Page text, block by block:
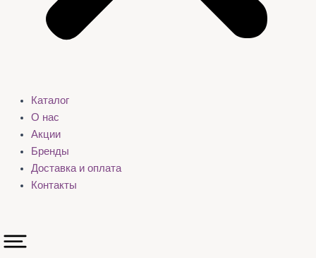
Каталог
О нас
Акции
Бренды
Доставка и оплата
Контакты